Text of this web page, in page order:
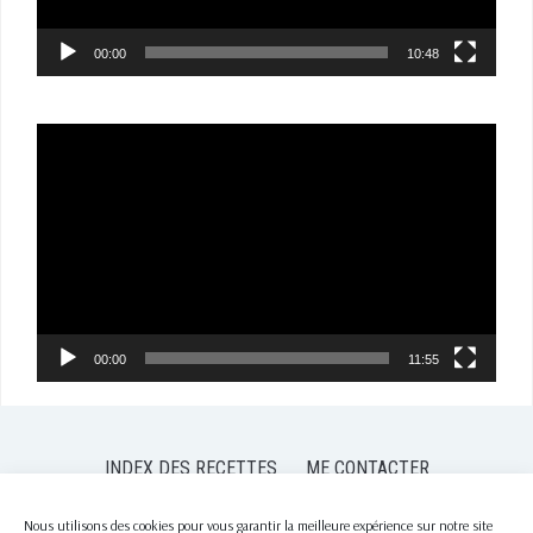
Nous utilisons des cookies pour vous garantir la meilleure expérience sur notre site
00:00 10:48
00:00 11:55
INDEX DES RECETTES
ME CONTACTER